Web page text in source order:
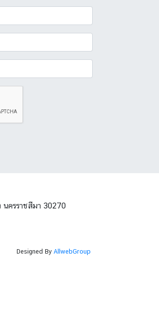
ครราชสีมา 30270
Designed By AllwebGroup